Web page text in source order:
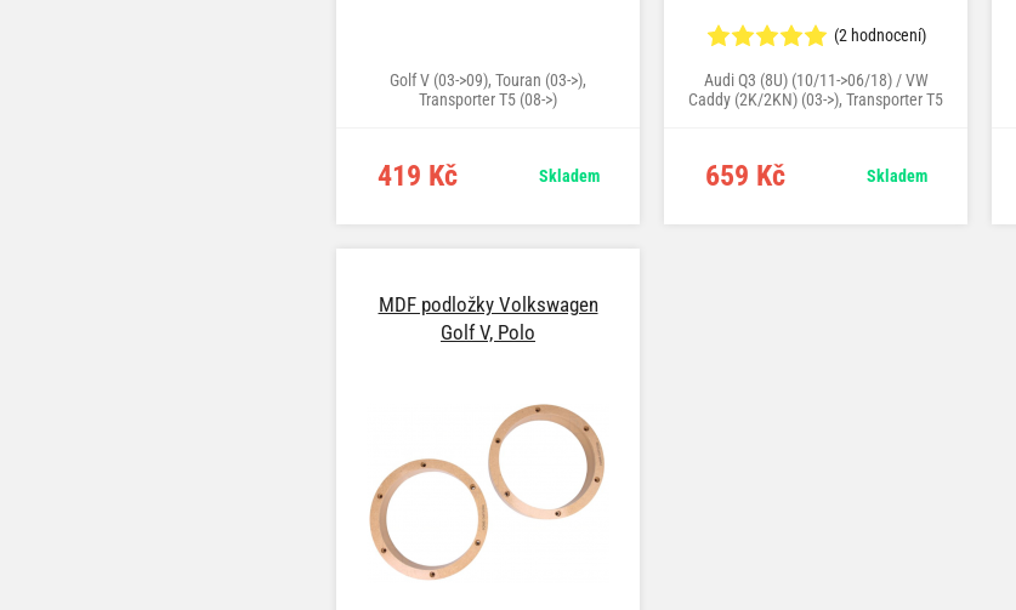
Golf V (03->09), Touran (03->),
Transporter T5 (08->)
419 Kč Skladem
(2 hodnocení)
Audi Q3 (8U) (10/11->06/18) / VW
Caddy (2K/2KN) (03->), Transporter T5
(1KM) / VI (16) (09/05->), Passat (B8)
659 Kč Skladem
MDF podložky Volkswagen
Golf V, Polo